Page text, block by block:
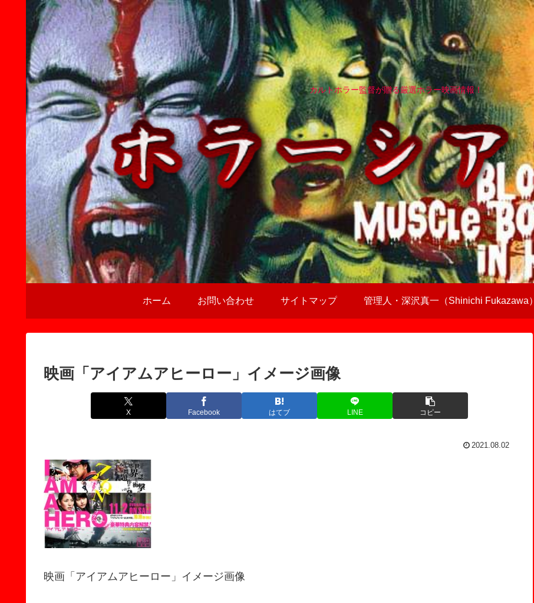
カルトホラー監督が贈る厳選ホラー映画情報！
ホーム お問い合わせ サイトマップ 管理人・深沢真一（Shinichi Fukazawa）
映画「アイアムアヒーロー」イメージ画像
X Facebook はてブ LINE コピー
2021.08.02
映画「アイアムアヒーロー」イメージ画像